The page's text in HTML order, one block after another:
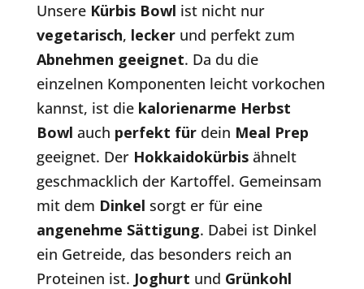
Unsere Kürbis Bowl ist nicht nur
vegetarisch, leckerund perfekt zum
Abnehmen geeignet. Da du die
einzelnen Komponenten leicht vorkochen
kannst, ist die kalorienarme Herbst
Bowl auch perfekt fürdein Meal Prep
geeignet. Der Hokkaidokürbisähnelt
geschmacklich der Kartoffel. Gemeinsam
mit dem Dinkel sorgt er für eine
angenehme Sättigung. Dabei ist Dinkel
ein Getreide, das besonders reich an
Proteinen ist. Joghurt und Grünkohl